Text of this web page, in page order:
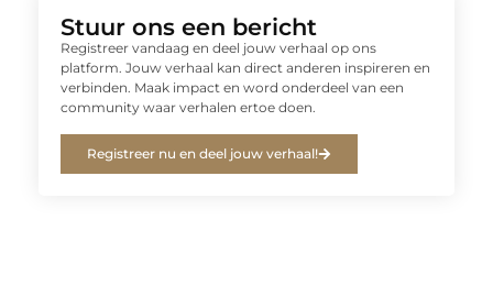
Stuur ons een bericht
Registreer vandaag en deel jouw verhaal op ons
platform. Jouw verhaal kan direct anderen inspireren en
verbinden. Maak impact en word onderdeel van een
community waar verhalen ertoe doen.
Registreer nu en deel jouw verhaal!